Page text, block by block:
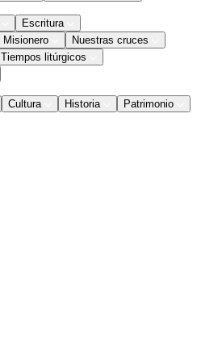
Escritura
Misionero
Nuestras cruces
Tiempos litúrgicos
Cultura Historia
Patrimonio